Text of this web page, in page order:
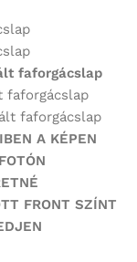
faforgácslap
faforgácslap
faforgácslap
A KÉPEN
FRONT SZÍNT